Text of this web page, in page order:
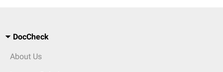
DocCheck
About Us